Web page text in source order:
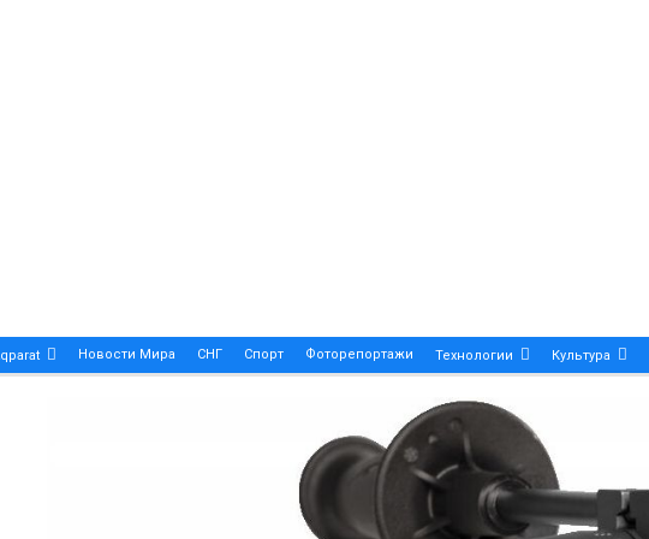
Новости Мира СНГ Спорт Фоторепортажи Технологии Культура
Patek Philippe Calatrava DATE – A True Symbol Of Elegance And Precision